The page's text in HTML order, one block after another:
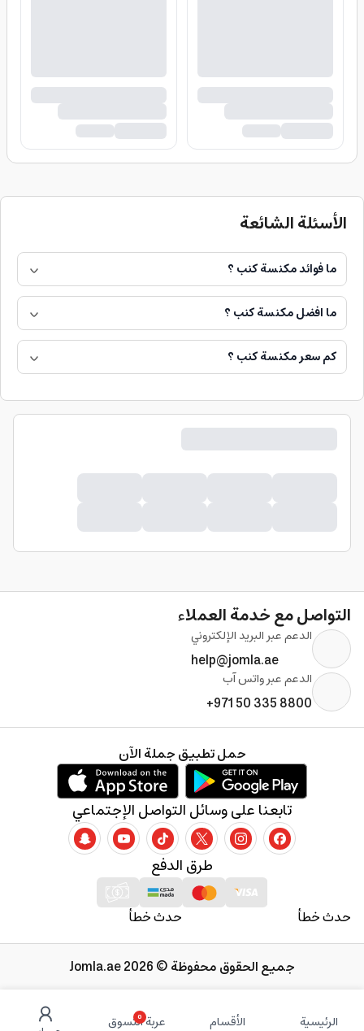
الرئيسية الأقسام 0
عربة التسوق
الأسئلة الشائعة
ما فوائد مكنسة كنب ؟
ما افضل مكنسة كنب ؟
كم سعر مكنسة كنب ؟
التواصل مع خدمة العملاء
الدعم عبر البريد الإلكتروني
help@jomla.ae
الدعم عبر واتس آب
+971 50 335 8800
حدث خطأ حدث خطأ
طرق الدفع
تابعنا على وسائل التواصل الإجتماعي
حمل تطبيق جملة الآن
جميع الحقوق محفوظة © 2026 Jomla.ae